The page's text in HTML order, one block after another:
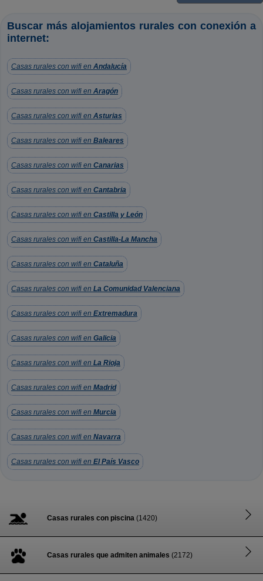
Buscar más alojamientos rurales con conexión a
internet:
Casas rurales con wifi en Andalucía
Casas rurales con wifi en Aragón
Casas rurales con wifi en Asturias
Casas rurales con wifi en Baleares
Casas rurales con wifi en Canarias
Casas rurales con wifi en Cantabria
Casas rurales con wifi en Castilla y León
Casas rurales con wifi en Castilla-La Mancha
Casas rurales con wifi en Cataluña
Casas rurales con wifi en La Comunidad Valenciana
Casas rurales con wifi en Extremadura
Casas rurales con wifi en Galicia
Casas rurales con wifi en La Rioja
Casas rurales con wifi en Madrid
Casas rurales con wifi en Murcia
Casas rurales con wifi en Navarra
Casas rurales con wifi en El País Vasco
Casas rurales con piscina (1420)
Casas rurales que admiten animales (2172)